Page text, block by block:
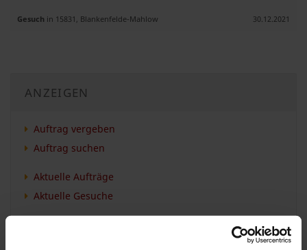
Gesuch in 15831, Blankenfelde-Mahlow 30.12.2021
ANZEIGEN
Auftrag vergeben
Auftrag suchen
Aktuelle Aufträge
Aktuelle Gesuche